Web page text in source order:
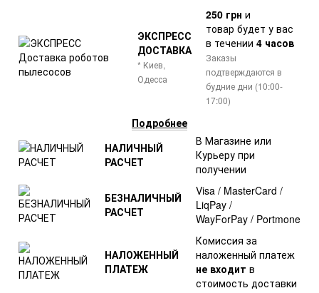
ЭКСПРЕСС
ДОСТАВКА
* Киев,
Одесса
250 грн и
товар будет у вас
в течении 4 часов
Заказы
подтверждаются в
будние дни (10:00-
17:00)
Подробнее
НАЛИЧНЫЙ
РАСЧЕТ
В Магазине или
Курьеру при
получении
БЕЗНАЛИЧНЫЙ
РАСЧЕТ
Visa / MasterCard /
LiqPay /
WayForPay / Portmone
НАЛОЖЕННЫЙ
ПЛАТЕЖ
Комиссия за
наложенный платеж
не входит в
стоимость доставки